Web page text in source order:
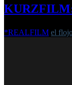
*REALFILM el